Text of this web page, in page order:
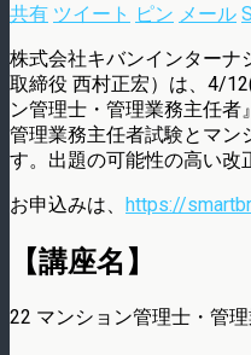
共有 ツイート ピン メール
株式会社キバンインターナ
取締役 西村正宏）は、4/
ン管理士・管理業務主任者
管理業務主任者試験とマン
す。出題の可能性の高い改
お申込みは、 https://
【講座名】
22 マンション管理士・管